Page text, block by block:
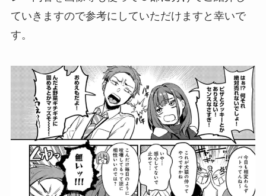
ていきますので参考にしていただけますと幸いで
す。